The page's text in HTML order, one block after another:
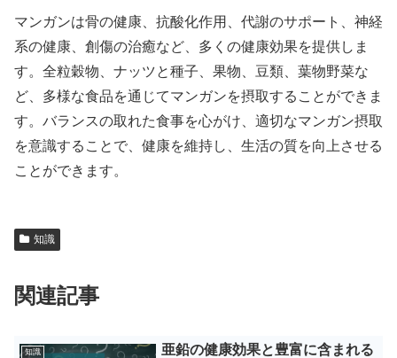
マンガンは骨の健康、抗酸化作用、代謝のサポート、神経
系の健康、創傷の治癒など、多くの健康効果を提供しま
す。全粒穀物、ナッツと種子、果物、豆類、葉物野菜な
ど、多様な食品を通じてマンガンを摂取することができま
す。バランスの取れた食事を心がけ、適切なマンガン摂取
を意識することで、健康を維持し、生活の質を向上させる
ことができます。
知識
関連記事
知識
亜鉛の健康効果と豊富に含まれる